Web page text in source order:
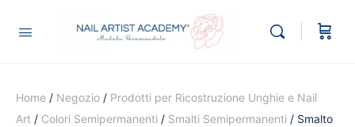
Home / Negozio / Prodotti per Ricostruzione Unghie e Nail
Art / Colori Semipermanenti / Smalti Semipermanenti / Smalto